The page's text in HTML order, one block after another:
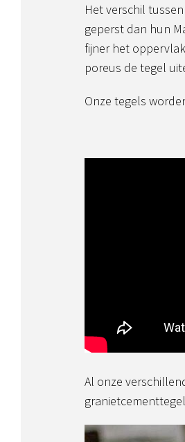
Het verschil
geperst dan hun
fijner het
poreus de tegel
Onze tegels
Al onze